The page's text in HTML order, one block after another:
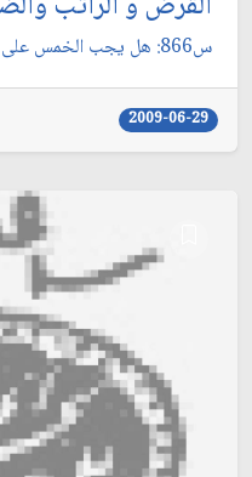
س866: هل يجب الخمس على الموظفين الذين قد يزيد عندهم ...
2009-06-29